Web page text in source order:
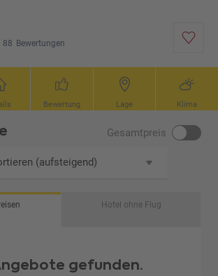
88 Bewertungen
Bewertung Lage Klima
Gesamtpreis
(aufsteigend)
Hotel ohne Flug
gefunden.